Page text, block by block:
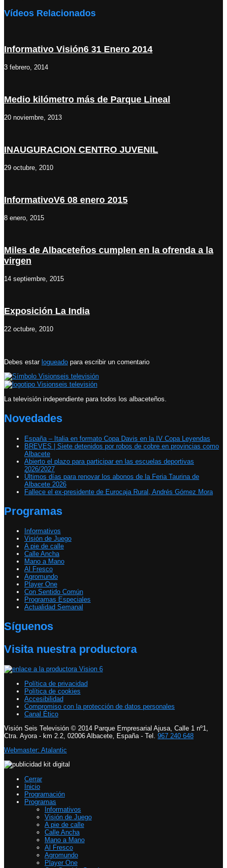
Vídeos Relacionados
Informativo Visión6 31 Enero 2014
3 febrero, 2014
Medio kilómetro más de Parque Lineal
20 noviembre, 2013
INAUGURACION CENTRO JUVENIL
29 octubre, 2010
InformativoV6 08 enero 2015
8 enero, 2015
Miles de Albaceteños cumplen en la ofrenda a la
virgen
14 septiembre, 2015
Exposición La India
22 octubre, 2010
Debes estar logueado para escribir un comentario
La televisión independiente para todos los albaceteños.
Novedades
España – Italia en formato Copa Davis en la IV Copa Leyendas
BREVES | Siete detenidos por robos de cobre en provincias como
Albacete
Abierto el plazo para participar en las escuelas deportivas
2026/2027
Últimos días para renovar los abonos de la Feria Taurina de
Albacete 2026
Fallece el ex-presidente de Eurocaja Rural, Andrés Gómez Mora
Programas
Informativos
Visión de Juego
A pie de calle
Calle Ancha
Mano a Mano
Al Fresco
Agromundo
Player One
Con Sentido Común
Programas Especiales
Actualidad Semanal
Síguenos
Visita nuestra productora
Política de privacidad
Política de cookies
Accesibilidad
Compromiso con la protección de datos personales
Canal Ético
Visión Seis Televisión © 2014 Parque Empresarial Ajusa, Calle 1 nº1,
Ctra. Ayora - km 2.2, 02006 Albacete, España - Tel. 967 240 648
Webmaster: Atalantic
Cerrar
Inicio
Programación
Programas
Informativos
Visión de Juego
A pie de calle
Calle Ancha
Mano a Mano
Al Fresco
Agromundo
Player One